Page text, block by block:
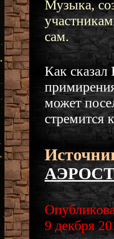
Музыка,
сам.
Как
может
стремится
9 декбря